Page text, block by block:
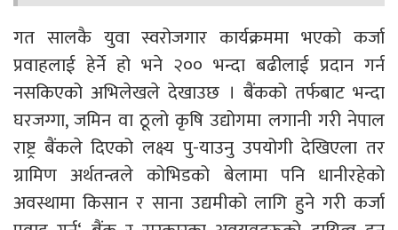
गत सालकै युवा स्वरोजगार कार्यक्रममा भएको कर्जा
प्रवाहलाई हेर्ने हो भने २०० भन्दा बढीलाई प्रदान गर्न
नसकिएको अभिलेखले देखाउछ । बैंकको तर्फबाट भन्दा
घरजग्गा, जमिन वा ठूलो कृषि उद्योगमा लगानी गरी नेपाल
राष्ट्र बैंकले दिएको लक्ष्य पु-याउनु उपयोगी देखिएला तर
ग्रामिण अर्थतन्त्रले कोभिडको बेलामा पनि धानीरहेको
अवस्थामा किसान र साना उद्यमीको लागि हुने गरी कर्जा